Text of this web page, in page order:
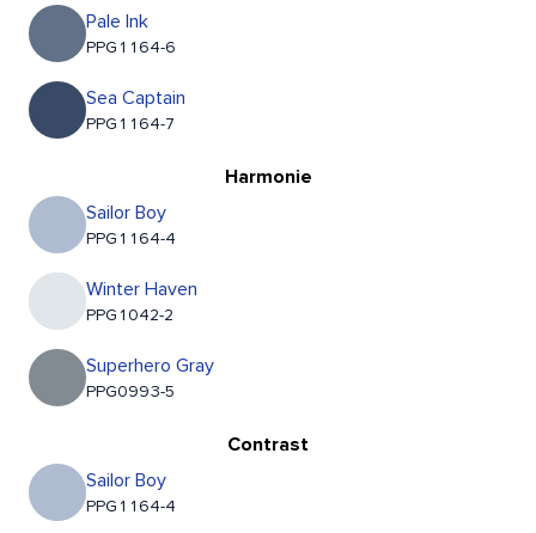
Pale Ink
PPG1164-6
Sea Captain
PPG1164-7
Harmonie
Sailor Boy
PPG1164-4
Winter Haven
PPG1042-2
Superhero Gray
PPG0993-5
Contrast
Sailor Boy
PPG1164-4